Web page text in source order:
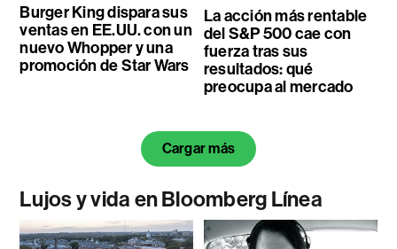
Burger King dispara sus
ventas en EE.UU. con un
nuevo Whopper y una
promoción de Star Wars
La acción más rentable
del S&P 500 cae con
fuerza tras sus
resultados: qué
preocupa al mercado
Cargar más
Lujos y vida en Bloomberg Línea